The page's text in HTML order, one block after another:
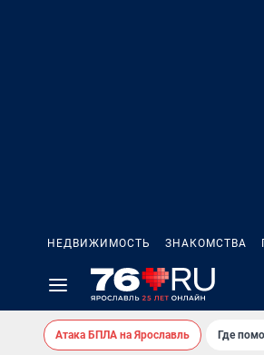
НЕДВИЖИМОСТЬ ЗНАКОМСТВА
Атака БПЛА на Ярославль Где